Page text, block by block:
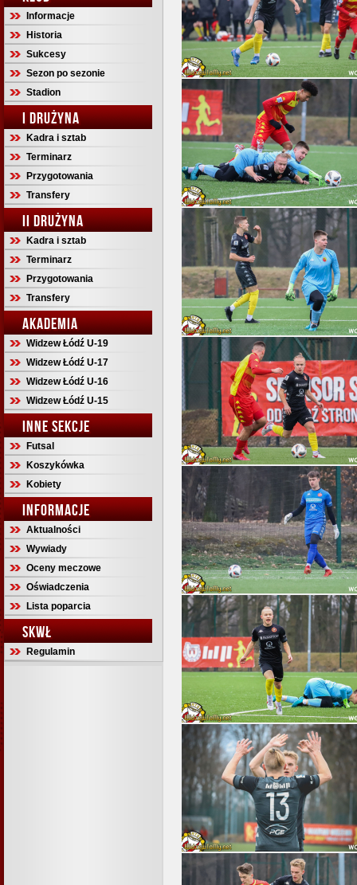
Informacje
Historia
Sukcesy
Sezon po sezonie
Stadion
I DRUŻYNA
Kadra i sztab
Terminarz
Przygotowania
Transfery
II DRUŻYNA
Kadra i sztab
Terminarz
Przygotowania
Transfery
AKADEMIA
Widzew Łódź U-19
Widzew Łódź U-17
Widzew Łódź U-16
Widzew Łódź U-15
INNE SEKCJE
Futsal
Koszykówka
Kobiety
INFORMACJE
Aktualności
Wywiady
Oceny meczowe
Oświadczenia
Lista poparcia
SKWŁ
Regulamin